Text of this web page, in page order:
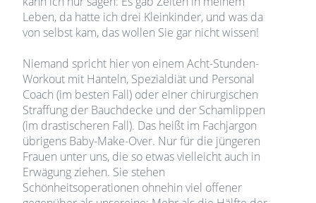
Leben, da hatte ich drei Kleinkinder, und was da
von selbst kam, das wollen Sie gar nicht wissen!
Niemand spricht hier von einem Acht-Stunden-
Workout mit Hanteln, Spezialdiät und Personal
Coach (im besten Fall) oder einer chirurgischen
Straffung der Bauchdecke und der Schamlippen
(im drastischeren Fall). Das heißt im Fachjargon
übrigens Baby-Make-Over. Nur für die jüngeren
Frauen unter uns, die so etwas vielleicht auch in
Erwägung ziehen. Sie stehen
Schönheitsoperationen ohnehin viel offener